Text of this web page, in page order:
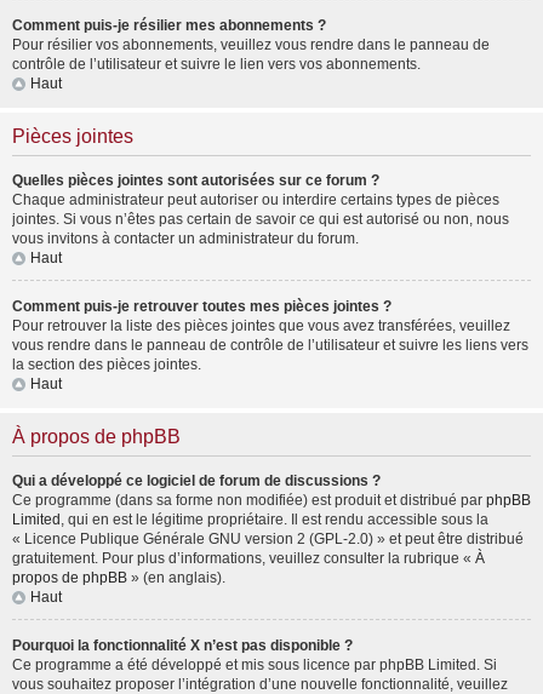
Comment puis-je résilier mes abonnements ?
Pour résilier vos abonnements, veuillez vous rendre dans le panneau de
contrôle de l’utilisateur et suivre le lien vers vos abonnements.
Haut
Pièces jointes
Quelles pièces jointes sont autorisées sur ce forum ?
Chaque administrateur peut autoriser ou interdire certains types de pièces
jointes. Si vous n’êtes pas certain de savoir ce qui est autorisé ou non, nous
vous invitons à contacter un administrateur du forum.
Haut
Comment puis-je retrouver toutes mes pièces jointes ?
Pour retrouver la liste des pièces jointes que vous avez transférées, veuillez
vous rendre dans le panneau de contrôle de l’utilisateur et suivre les liens vers
la section des pièces jointes.
Haut
À propos de phpBB
Qui a développé ce logiciel de forum de discussions ?
Ce programme (dans sa forme non modifiée) est produit et distribué par phpBB
Limited , qui en est le légitime propriétaire. Il est rendu accessible sous la
« Licence Publique Générale GNU version 2 (GPL-2.0) » et peut être distribué
gratuitement. Pour plus d’informations, veuillez consulter la rubrique « À
propos de phpBB » (en anglais).
Haut
Pourquoi la fonctionnalité X n’est pas disponible ?
Ce programme a été développé et mis sous licence par phpBB Limited. Si
vous souhaitez proposer l’intégration d’une nouvelle fonctionnalité, veuillez